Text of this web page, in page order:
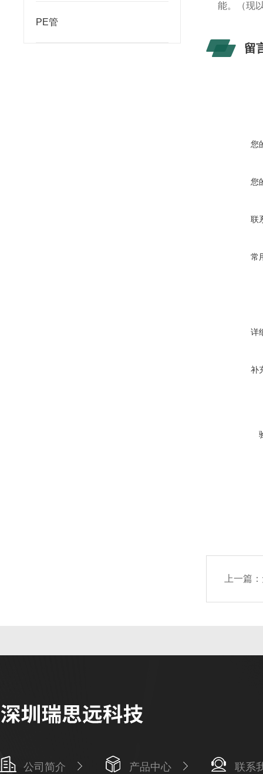
PE管
能。（现
留
您
您
联
常
详
补
上一篇：
公司简介 产品中心 联系